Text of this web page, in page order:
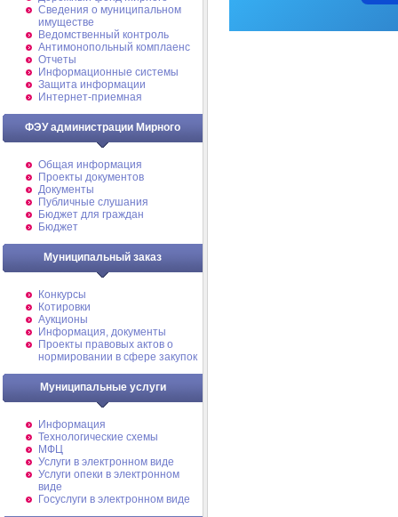
Cведения о муниципальном
имуществе
Ведомственный контроль
Антимонопольный комплаенс
Отчеты
Информационные системы
Защита информации
Интернет-приемная
ФЭУ администрации Мирного
Общая информация
Проекты документов
Документы
Публичные слушания
Бюджет для граждан
Бюджет
Муниципальный заказ
Конкурсы
Котировки
Аукционы
Информация, документы
Проекты правовых актов о
нормировании в сфере закупок
Муниципальные услуги
Информация
Технологические схемы
МФЦ
Услуги в электронном виде
Услуги опеки в электронном
виде
Госуслуги в электронном виде